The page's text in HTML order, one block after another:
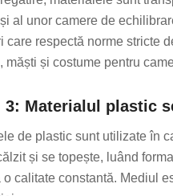
al unor camere de
care respectă norme stricte
măști și costume pentru
3: Materialul plastic
de plastic sunt utilizate în
și se topește, luând
o calitate constantă. Mediul